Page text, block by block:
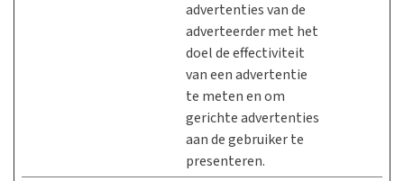
advertenties van de
adverteerder met het
doel de effectiviteit
van een advertentie
te meten en om
gerichte advertenties
aan de gebruiker te
presenteren.